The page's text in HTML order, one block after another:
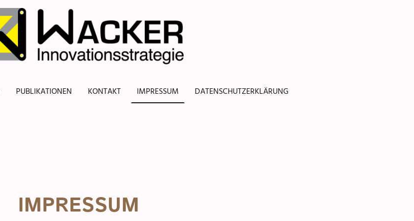
PUBLIKATIONEN KONTAKT IMPRESSUM DATENSCHUTZERKLÄRUNG
IMPRESSUM